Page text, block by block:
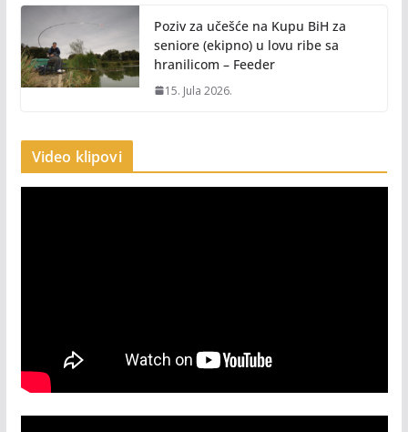
Poziv za učešće na Kupu BiH za
seniore (ekipno) u lovu ribe sa
hranilicom – Feeder
15. Jula 2026.
Video klipovi